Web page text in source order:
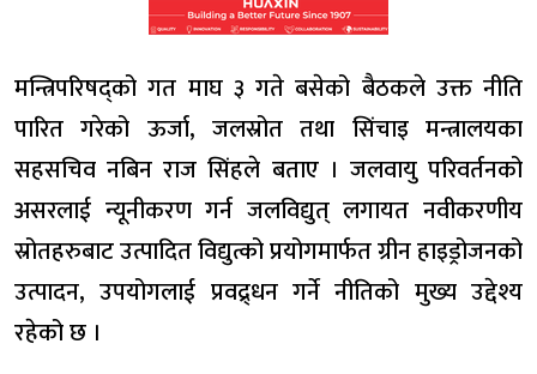
मन्त्रिपरिषद्को गत माघ ३ गते बसेको बैठकले उक्त नीति
पारित गरेको ऊर्जा, जलस्रोत तथा सिंचाइ मन्त्रालयका
सहसचिव नबिन राज सिंहले बताए । जलवायु परिवर्तनको
असरलाई न्यूनीकरण गर्न जलविद्युत् लगायत नवीकरणीय
स्रोतहरुबाट उत्पादित विद्युत्को प्रयोगमार्फत ग्रीन हाइड्रोजनको
उत्पादन, उपयोगलाई प्रवद्र्धन गर्ने नीतिको मुख्य उद्देश्य
रहेको छ ।